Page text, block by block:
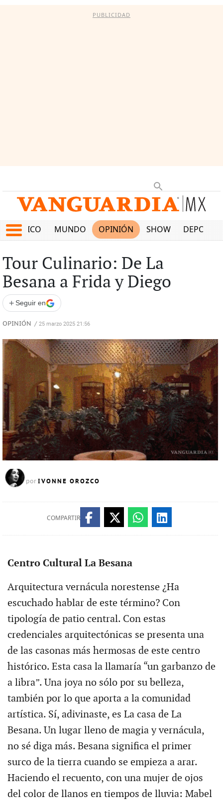
PUBLICIDAD
MÉXICO MUNDO OPINIÓN SHOW
Tour Culinario: De La
Besana a Frida y Diego
+ Seguir en
OPINIÓN / 25 marzo 2025 21:56
por IVONNE OROZCO
COMPARTIR
Centro Cultural La Besana
Arquitectura vernácula norestense ¿Ha
escuchado hablar de este término? Con
tipología de patio central. Con estas
credenciales arquitectónicas se presenta una
de las casonas más hermosas de este centro
histórico. Esta casa la llamaría “un garbanzo de
a libra”. Una joya no sólo por su belleza,
también por lo que aporta a la comunidad
artística. Sí, adivinaste, es La casa de La
Besana. Un lugar lleno de magia y vernácula,
no sé diga más. Besana significa el primer
surco de la tierra cuando se empieza a arar.
Haciendo el recuento, con una mujer de ojos
del color de llanos en tiempos de lluvia: Mabel